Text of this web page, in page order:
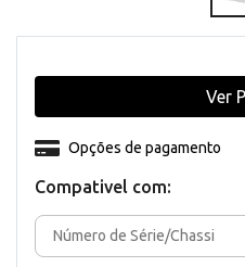
Compativel com:
Opções de pagamento
Ver